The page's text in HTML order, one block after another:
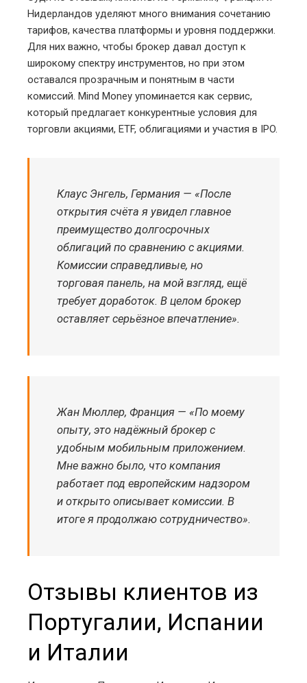
Нидерландов уделяют много внимания сочетанию
тарифов, качества платформы и уровня поддержки.
Для них важно, чтобы брокер давал доступ к
широкому спектру инструментов, но при этом
оставался прозрачным и понятным в части
комиссий. Mind Money упоминается как сервис,
который предлагает конкурентные условия для
торговли акциями, ETF, облигациями и участия в IPO.
Клаус Энгель, Германия — «После
открытия счёта я увидел главное
преимущество долгосрочных
облигаций по сравнению с акциями.
Комиссии справедливые, но
торговая панель, на мой взгляд, ещё
требует доработок. В целом брокер
оставляет серьёзное впечатление».
Жан Мюллер, Франция — «По моему
опыту, это надёжный брокер с
удобным мобильным приложением.
Мне важно было, что компания
работает под европейским надзором
и открыто описывает комиссии. В
итоге я продолжаю сотрудничество».
Отзывы клиентов из
Португалии, Испании
и Италии